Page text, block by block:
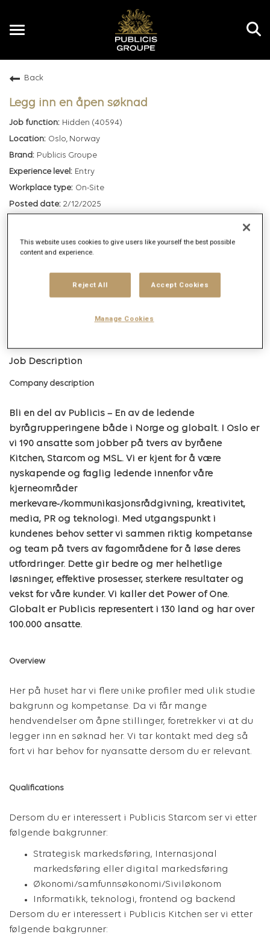
Toggle
Back
Legg inn en åpen søknad
Hidden (40594)
Oslo, Norway
Publicis Groupe
Entry
On-Site
2/12/2025
REF226090Z
mail_outline
Get future jobs matching this search
Job Description
Company description
Bli en del av Publicis – En av de ledende
byrågrupperingene både i Norge og globalt. I Oslo er
vi 190 ansatte som jobber på tvers av byråene
Kitchen, Starcom og MSL. Vi er kjent for å være
nyskapende og faglig ledende innenfor våre
kjerneområder
merkevare-/kommunikasjonsrådgivning, kreativitet,
media, PR og teknologi. Med utgangspunkt i
kundenes behov setter vi sammen riktig kompetanse
og team på tvers av fagområdene for å løse deres
utfordringer. Dette gir bedre og mer helhetlige
løsninger, effektive prosesser, sterkere resultater og
vekst for våre kunder. Vi kaller det Power of One.
Globalt er Publicis representert i 130 land og har over
100.000 ansatte.
Overview
Her på huset har vi flere unike profiler med ulik studie
bakgrunn og kompetanse. Da vi får mange
hendvendelser om åpne stillinger, foretrekker vi at du
legger inn en søknad her. Vi tar kontakt med deg så
fort vi har behov for nyansatte dersom du er relevant.
Qualifications
Dersom du er interessert i Publicis Starcom ser vi etter
følgende bakgrunner:
Strategisk markedsføring, Internasjonal
markedsføring eller digital markedsføring
Økonomi/samfunnsøkonomi/Siviløkonom
Informatikk, teknologi, frontend og backend
Dersom du er interessert i Publicis Kitchen ser vi etter
følgende bakgrunner:
This website uses cookies to give users like yourself the best possible
content and experience.
Reject All Accept Cookies
Manage Cookies